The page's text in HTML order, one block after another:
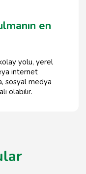
en
yolu, yerel
internet
sosyal medya
olabilir.